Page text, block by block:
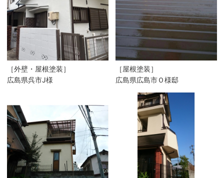
［外壁・屋根塗装］
広島県呉市J様
［屋根塗装］
広島県広島市Ｏ様邸